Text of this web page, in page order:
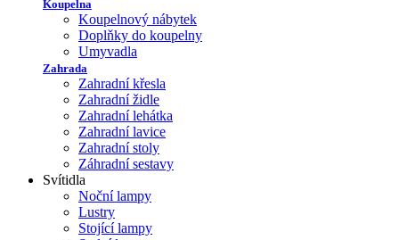
Koupelna
Koupelnový nábytek
Doplňky do koupelny
Umyvadla
Zahrada
Zahradní křesla
Zahradní židle
Zahradní lehátka
Zahradní lavice
Zahradní stoly
Záhradní sestavy
Svítidla
Noční lampy
Lustry
Stojící lampy